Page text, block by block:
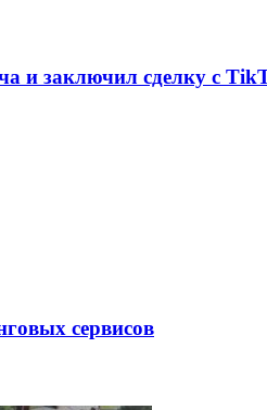
и заключил сделку с
сервисов